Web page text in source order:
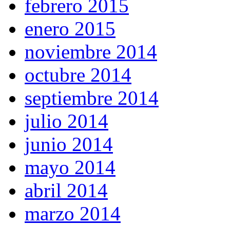
febrero 2015
enero 2015
noviembre 2014
octubre 2014
septiembre 2014
julio 2014
junio 2014
mayo 2014
abril 2014
marzo 2014